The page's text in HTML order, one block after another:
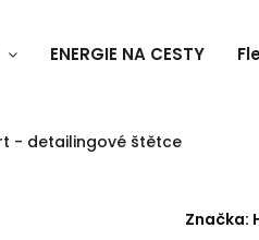
ENERGIE NA CESTY
- detailingové štětce
Značka: